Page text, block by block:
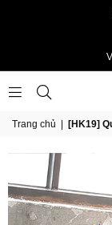
Trang chủ [HK19]